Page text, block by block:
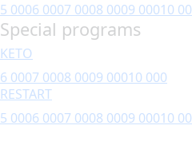
5 0006 0007 0008 0009 00010
Special programs
KETO
6 0007 0008 0009 00010 000
RESTART
5 0006 0007 0008 0009 00010